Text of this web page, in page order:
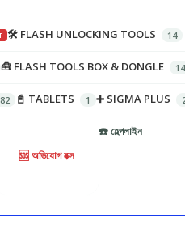
🛠️ FLASH UNLOCKING TOOLS
🧰 FLASH TOOLS BOX & DONGLE
📓 TABLETS ➕ SIGMA PLUS
🆘 অভিযোগ বক্স
☎️ হেল্পলাইন